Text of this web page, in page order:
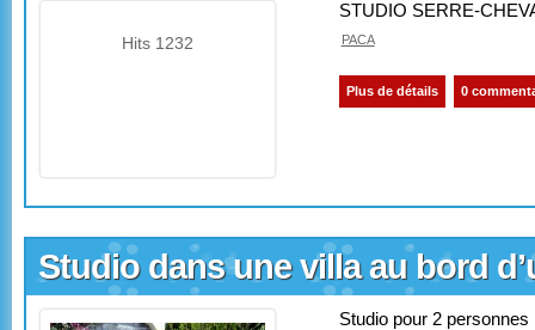
Hits 1232
STUDIO SERRE-
PACA
Plus de détails 0
Studio dans une villa au bord
Studio pour 2